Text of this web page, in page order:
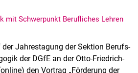
mit Schwerpunkt Berufliches Lehren
Jahrestagung der Sektion Berufs-
der DGfE an der Otto-Friedrich-
den Vortrag „Förderung der